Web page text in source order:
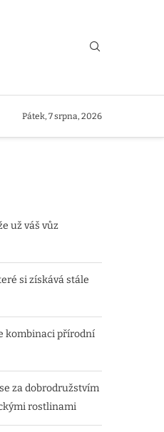
Pátek, 7 srpna, 2026
už váš vůz
si získává stále
kombinaci přírodní
za dobrodružstvím
rostlinami